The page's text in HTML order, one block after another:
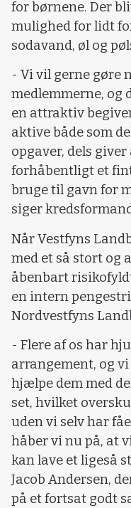
for børnene. Der
mulighed for lidt
sodavand, øl og
- Vi vil gerne gøre
medlemmerne, og
en attraktiv
aktive både som
opgaver, dels
forhåbentligt et
bruge til gavn for
siger
Når Vestfyns
med et så stort og
åbenbart
en intern
Nordvestfyns
- Flere af os har
arrangement, og
hjælpe dem med
set, hvilket
uden vi selv har
håber vi nu på, at
kan lave et ligeså
Jacob Andersen,
på et fortsat godt